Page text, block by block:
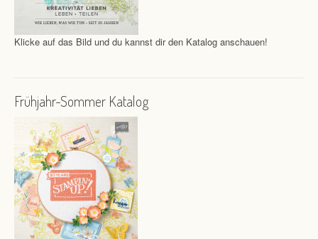
Klicke auf das Bild und du kannst dir den Katalog anschauen!
Frühjahr-Sommer Katalog